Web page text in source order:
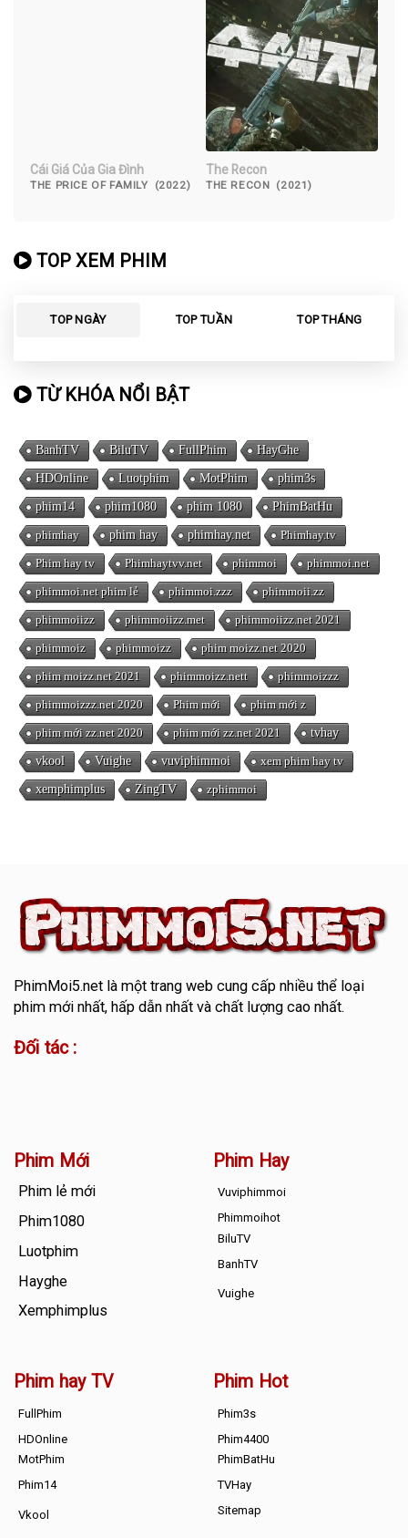
Cái Giá Của Gia Đình
THE PRICE OF FAMILY (2022)
The Recon
THE RECON (2021)
TOP XEM PHIM
TOP NGÀY TOP TUẦN TOP THÁNG
TỪ KHÓA NỔI BẬT
BanhTV BiluTV FullPhim HayGhe
HDOnline Luotphim MotPhim phim3s
phim14 phim1080 phim 1080 PhimBatHu
phimhay phim hay phimhay.net Phimhay.tv
Phim hay tv Phimhaytvv.net phimmoi phimmoi.net
phimmoi.net phim lẻ phimmoi.zzz phimmoii.zz
phimmoiizz phimmoiizz.met phimmoiizz.net 2021
phimmoiz phimmoizz phim moizz.net 2020
phim moizz.net 2021 phimmoizz.nett phimmoizzz
phimmoizzz.net 2020 Phim mới phim mới z
phim mới zz.net 2020 phim mới zz.net 2021 tvhay
vkool Vuighe vuviphimmoi xem phim hay tv
xemphimplus ZingTV zphimmoi
PhimMoi5.netlà một trang web cung cấp nhiều thể loại
phim mới nhất, hấp dẫn nhất và chất lượng cao nhất.
Đối tác :
Phim Mới
Phim lẻ mới
Phim1080
Luotphim
Hayghe
Xemphimplus
Phim Hay
Vuviphimmoi
Phimmoihot
BiluTV
BanhTV
Vuighe
Phim hay TV
FullPhim
HDOnline
MotPhim
Phim14
Vkool
Phim Hot
Phim3s
Phim4400
PhimBatHu
TVHay
Sitemap